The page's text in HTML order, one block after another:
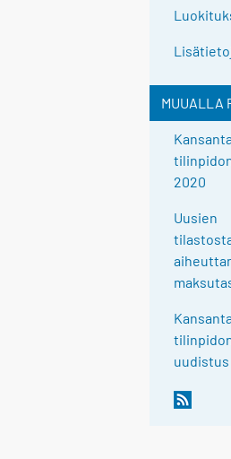
MUUALLA
2020
Uusien
uudistus